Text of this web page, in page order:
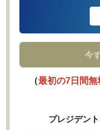
今
（最初の7日間無
プレジデン